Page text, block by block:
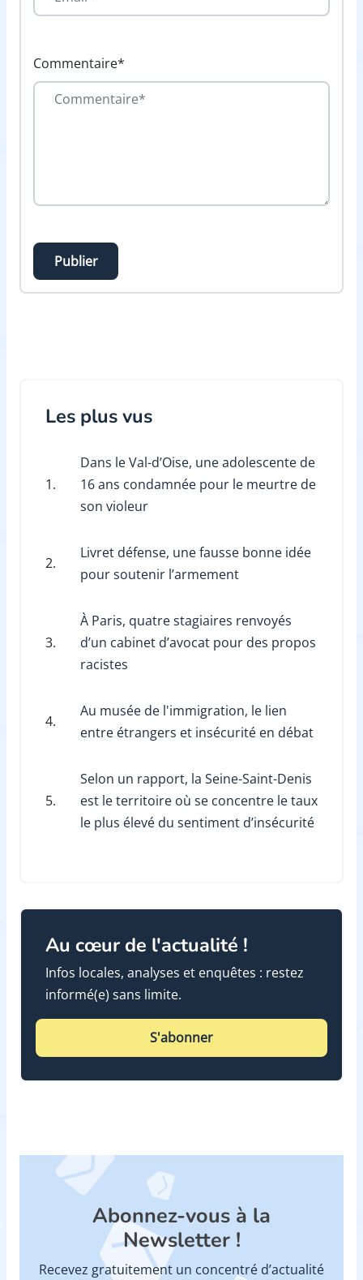
Commentaire*
Publier
Les plus vus
1.
Dans le Val-d’Oise, une adolescente de
16 ans condamnée pour le meurtre de
son violeur
2.
Livret défense, une fausse bonne idée
pour soutenir l’armement
3.
À Paris, quatre stagiaires renvoyés
d’un cabinet d’avocat pour des propos
racistes
4.
Au musée de l'immigration, le lien
entre étrangers et insécurité en débat
5.
Selon un rapport, la Seine-Saint-Denis
est le territoire où se concentre le taux
le plus élevé du sentiment d’insécurité
Au cœur de l'actualité !
Infos locales, analyses et enquêtes : restez
informé(e) sans limite.
S'abonner
Abonnez-vous à la
Newsletter !
Recevez gratuitement un concentré d’actualité